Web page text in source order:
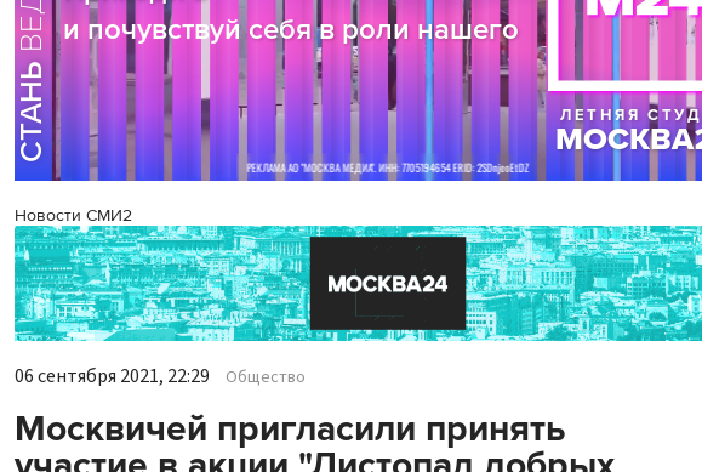
Новости СМИ2
06 сентября 2021, 22:29 Общество
Москвичей пригласили принять